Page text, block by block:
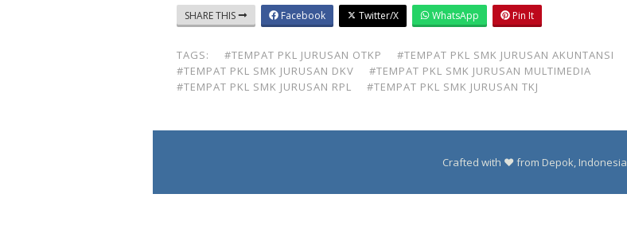
SHARE THIS Facebook Twitter/X WhatsApp Pin It
TAGS: #TEMPAT PKL JURUSAN OTKP
#TEMPAT PKL SMK JURUSAN AKUNTANSI
#TEMPAT PKL SMK JURUSAN DKV
#TEMPAT PKL SMK JURUSAN MULTIMEDIA
#TEMPAT PKL SMK JURUSAN RPL
#TEMPAT PKL SMK JURUSAN TKJ
Crafted with ❤️ from Depok, Indonesia